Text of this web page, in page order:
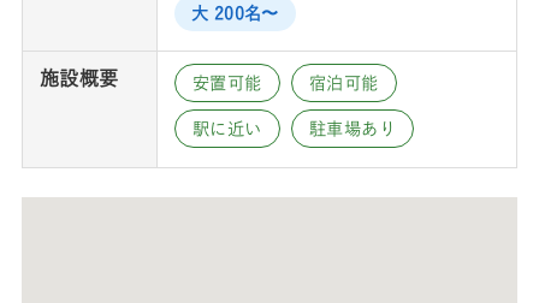
大 200名〜
施設概要 安置可能 宿泊可能
駅に近い 駐車場あり